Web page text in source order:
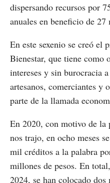
dispersando recursos por
anuales en beneficio de
En este sexenio se creó el
Bienestar, que tiene como
intereses y sin burocracia
artesanos, comerciantes y
parte de la llamada
En 2020, con motivo de la
nos trajo, en ocho meses
mil créditos a la palabra
millones de pesos. En
2024, se han colocado